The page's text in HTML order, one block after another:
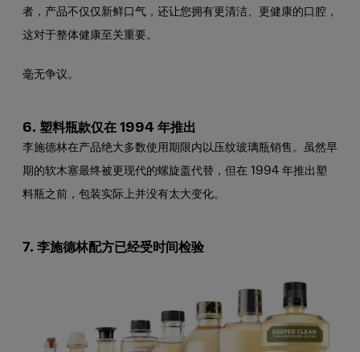
者，产品不仅仅新鲜口气，还让您拥有更清洁、更健康的口腔，
这对于整体健康至关重要。
毫无争议。
6. 塑料瓶款仅在 1994 年推出
李施德林在产品绝大多数使用期限内以压纹玻璃瓶销售。虽然早
期的软木塞最终被更现代的螺旋盖代替，但在 1994 年推出塑
料瓶之前，包装实际上并没有太大变化。
7. 李施德林配方已经受时间检验